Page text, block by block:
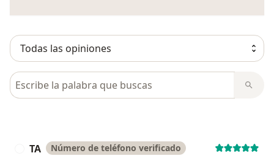
Busca en opiniones
TA Número de teléfono verificado